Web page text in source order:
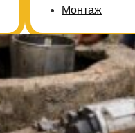
Монтаж